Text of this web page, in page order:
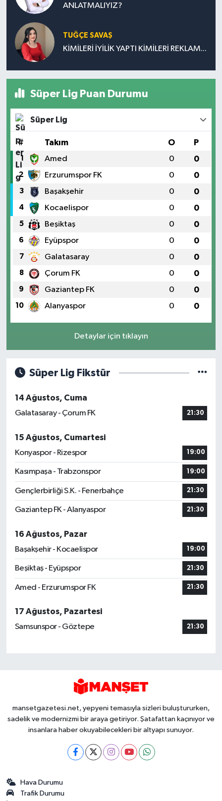
ANLATMALIYIZ?
TUĞÇE SAVAŞ
KİMİLERİ İYİLİK YAPTI KİMİLERİ REKLAM...
Süper Lig Puan Durumu
Süper Lig
# Takım O P
1 Amed 0 0
2 Erzurumspor FK 0 0
3 Başakşehir 0 0
4 Kocaelispor 0 0
5 Beşiktaş 0 0
6 Eyüpspor 0 0
7 Galatasaray 0 0
8 Çorum FK 0 0
9 Gaziantep FK 0 0
10 Alanyaspor 0 0
Detaylar için tıklayın
Süper Lig Fikstür
14 Ağustos, Cuma
Galatasaray - Çorum FK
21:30
15 Ağustos, Cumartesi
Konyaspor - Rizespor
19:00
Kasımpaşa - Trabzonspor 19:00
Gençlerbirliği S.K. - Fenerbahçe 21:30
Gaziantep FK - Alanyaspor 21:30
16 Ağustos, Pazar
Başakşehir - Kocaelispor
19:00
Beşiktaş - Eyüpspor 21:30
Amed - Erzurumspor FK 21:30
17 Ağustos, Pazartesi
Samsunspor - Göztepe
21:30
mansetgazetesi.net, yepyeni temasıyla sizleri buluştururken,
sadelik ve modernizmi bir araya getiriyor. Şatafattan kaçınıyor ve
insanlara haber okuyabilecekleri bir altyapı sunuyor.
Hava Durumu
Trafik Durumu